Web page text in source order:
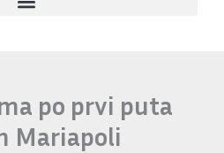
po prvi puta
Mariapoli